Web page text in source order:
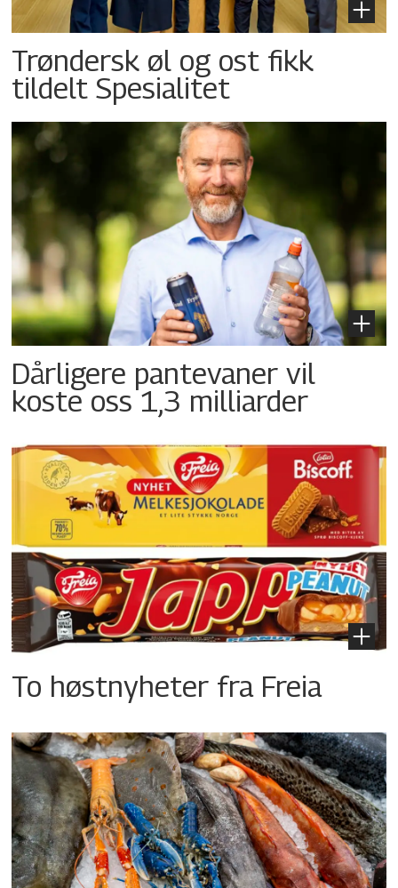
Trøndersk øl og ost fikk
tildelt Spesialitet
Dårligere pantevaner vil
koste oss 1,3 milliarder
To høstnyheter fra Freia